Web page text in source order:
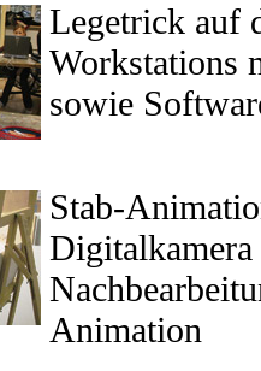
Legetrick auf
Workstations
sowie
Stab-
Animation